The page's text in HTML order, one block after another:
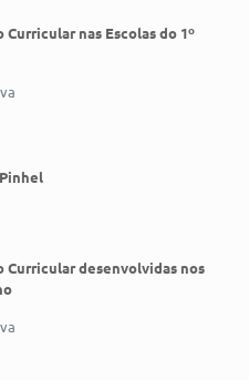
nas Escolas do 1º
desenvolvidas nos